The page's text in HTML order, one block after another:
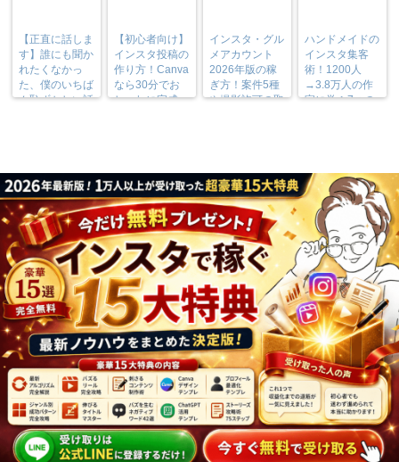
【正直に話しま
す】誰にも聞か
れたくなかっ
た、僕のいちば
ん恥ずかしい話
【初心者向け】
インスタ投稿の
作り方！Canva
なら30分でお
しゃれに完成
インスタ・グル
メアカウント
2026年版の稼
ぎ方！案件5種
や撮影許可の取
ハンドメイドの
インスタ集客
術！1200人
→3.8万人の作
家に学ぶ7つの